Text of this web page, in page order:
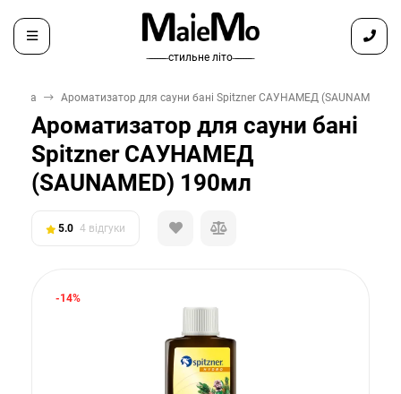
̶ ̶ ̶ ̶ ̶ ̶ ̶ стильне літо ̶ ̶ ̶ ̶ ̶ ̶ ̶
Сауна Ароматизатор для сауни бані Spitzner САУНАМЕД (SAUNAMED)
Ароматизатор для сауни бані
Spitzner САУНАМЕД
(SAUNAMED) 190мл
5.0 4 відгуки
-14%